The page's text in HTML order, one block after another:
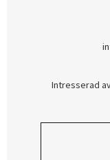
Intresserad